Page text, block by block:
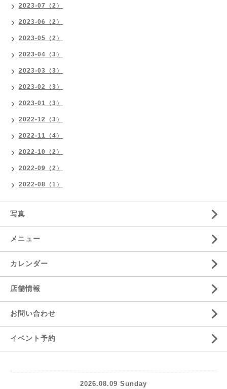
2023-07（2）
2023-06（2）
2023-05（2）
2023-04（3）
2023-03（3）
2023-02（3）
2023-01（3）
2022-12（3）
2022-11（4）
2022-10（2）
2022-09（2）
2022-08（1）
写真
メニュー
カレンダー
店舗情報
お問い合わせ
イベント予約
2026.08.09 Sunday